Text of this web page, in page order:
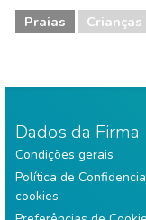
Praias
Dados da Firma
Condições gerais
Política de
cookies